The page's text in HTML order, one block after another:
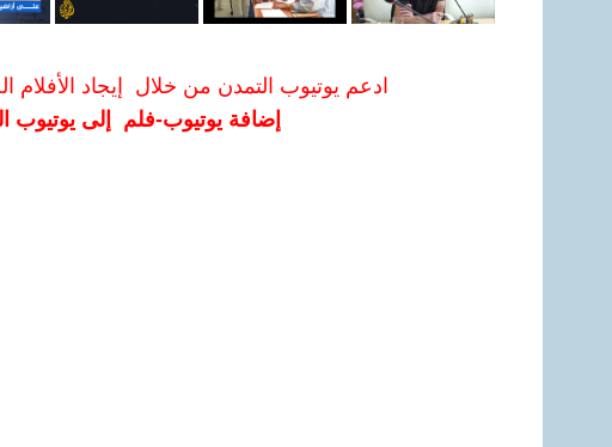
ادعم يوتيوب التمدن من خلال إيجاد الأفلام
إضافة يوتيوب-فلم إلى يوتيوب